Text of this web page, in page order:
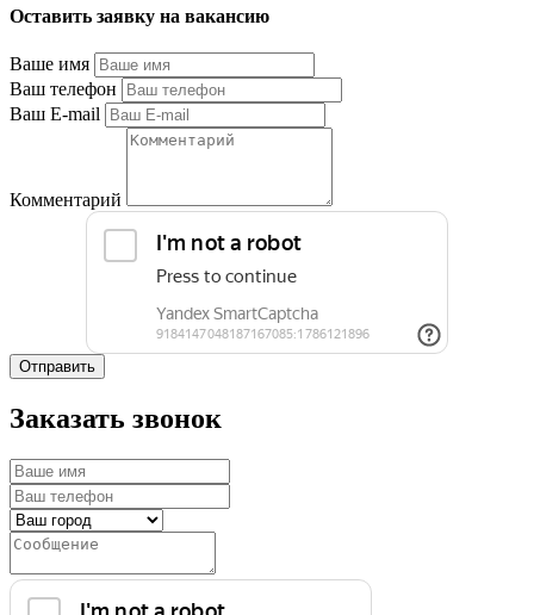
Оставить заявку на вакансию
Ваше имя
Ваш телефон
Ваш E-mail
Комментарий
Отправить
Заказать звонок